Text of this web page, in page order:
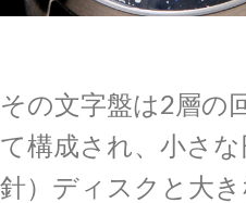
その文字盤は2層の
て構成され、小さ
針）ディスクと大